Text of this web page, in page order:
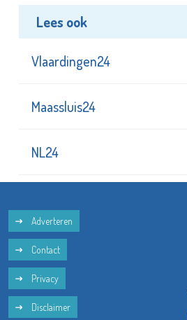
Lees ook
Vlaardingen24
Maassluis24
NL24
Adverteren
Contact
Privacy
Disclaimer